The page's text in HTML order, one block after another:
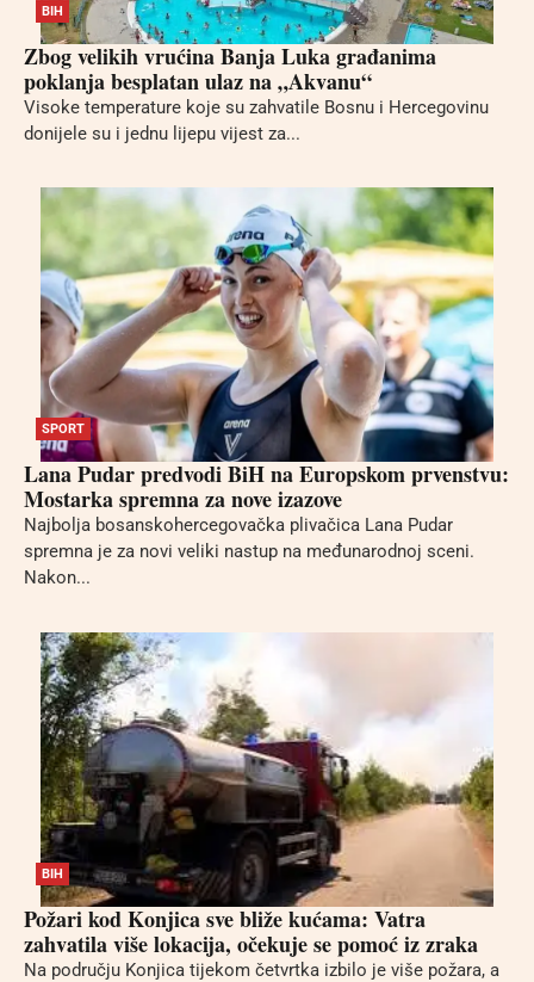
BIH
Zbog velikih vrućina Banja Luka građanima
poklanja besplatan ulaz na „Akvanu“
Visoke temperature koje su zahvatile Bosnu i Hercegovinu
donijele su i jednu lijepu vijest za...
SPORT
Lana Pudar predvodi BiH na Europskom prvenstvu:
Mostarka spremna za nove izazove
Najbolja bosanskohercegovačka plivačica Lana Pudar
spremna je za novi veliki nastup na međunarodnoj sceni.
Nakon...
BIH
Požari kod Konjica sve bliže kućama: Vatra
zahvatila više lokacija, očekuje se pomoć iz zraka
Na području Konjica tijekom četvrtka izbilo je više požara, a